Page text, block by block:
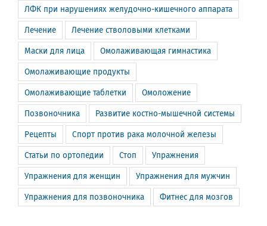
ЛФК при нарушениях желудочно-кишечного аппарата
Лечение Лечение стволовыми клетками
Маски для лица Омолаживающая гимнастика
Омолаживающие продукты
Омолаживающие таблетки Омоложение
Позвоночника Развитие костно-мышечной системы
Рецепты Спорт против рака молочной железы
Статьи по ортопедии Стоп Упражнения
Упражнения для женщин Упражнения для мужчин
Упражнения для позвоночника Фитнес для мозгов